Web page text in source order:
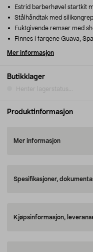
Butikklager
Henter lagerstatus...
Estrid barberhøvel startkit
Stålhåndtak med
Fuktgivende remser med
Finnes i fargene Guava,
Mer informasjon
Produktinformasjon
Mer informasjon
Spesifikasjoner,
Kjøpsinformasjon,